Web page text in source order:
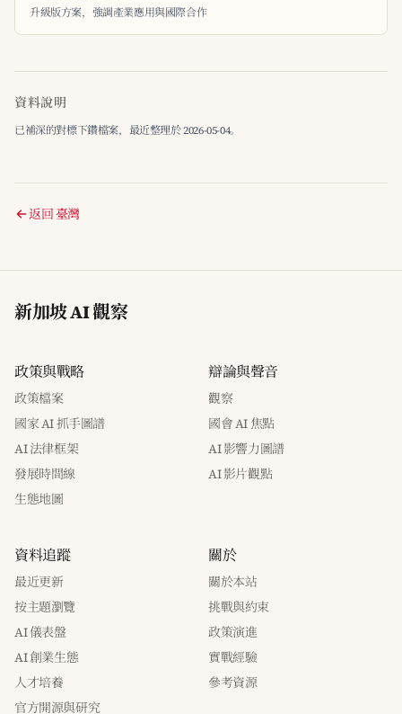
升級版方案，強調產業應用與國際合作
資料說明
已補深的對標下鑽檔案，最近整理於 2026-05-04。
返回 臺灣
新加坡 AI 觀察
政策與戰略
政策檔案
國家 AI 抓手圖譜
AI 法律框架
發展時間線
生態地圖
辯論與聲音
觀察
國會 AI 焦點
AI 影響力圖譜
AI 影片觀點
資料追蹤
最近更新
按主題瀏覽
AI 儀表盤
AI 創業生態
人才培養
官方開源與研究
關於
關於本站
挑戰與約束
政策演進
實戰經驗
參考資源